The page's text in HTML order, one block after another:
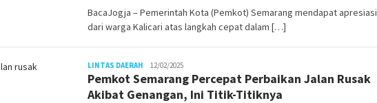
BacaJogja – Pemerintah Kota (Pemkot) Semarang mendapat apresiasi
dari warga Kalicari atas langkah cepat dalam […]
LINTAS DAERAH Juno
12/02/2025
Pemkot Semarang Percepat Perbaikan Jalan Rusak
Akibat Genangan, Ini Titik-Titiknya